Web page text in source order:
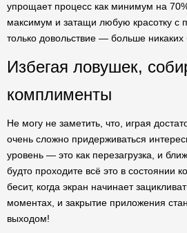
упрощает процесс как минимум на
максимум и затащи любую красотку с
только довольствие — больше
Избегая ловушек,
комплименты
Не могу не заметить, что, играя
очень сложно придерживаться
уровень — это как перезагрузка, и
будто проходите всё это в состоянии
бесит, когда экран начинает
моментах, и закрытие приложения
выходом!